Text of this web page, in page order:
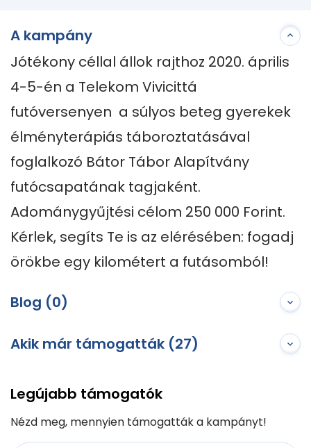
A kampány
Jótékony céllal állok rajthoz 2020. április
4-5-én a Telekom Vivicittá
futóversenyen  a súlyos beteg gyerekek
élményterápiás táboroztatásával
foglalkozó Bátor Tábor Alapítvány
futócsapatának tagjaként.
Adománygyűjtési célom 250 000 Forint.
Kérlek, segíts Te is az elérésében: fogadj
örökbe egy kilométert a futásomból!
Blog (0)
Akik már támogatták (27)
Legújabb támogatók
Nézd meg, mennyien támogatták a kampányt!